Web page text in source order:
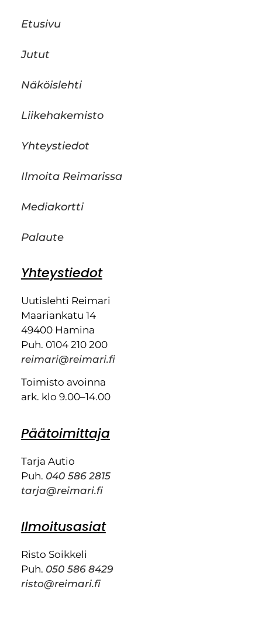
Etusivu
Jutut
Näköislehti
Liikehakemisto
Yhteystiedot
Ilmoita Reimarissa
Mediakortti
Palaute
Yhteystiedot
Uutislehti Reimari
Maariankatu 14
49400 Hamina
Puh. 0104 210 200
reimari@reimari.fi
Toimisto avoinna
ark. klo 9.00–14.00
Päätoimittaja
Tarja Autio
Puh. 040 586 2815
tarja@reimari.fi
Ilmoitusasiat
Risto Soikkeli
Puh. 050 586 8429
risto@reimari.fi